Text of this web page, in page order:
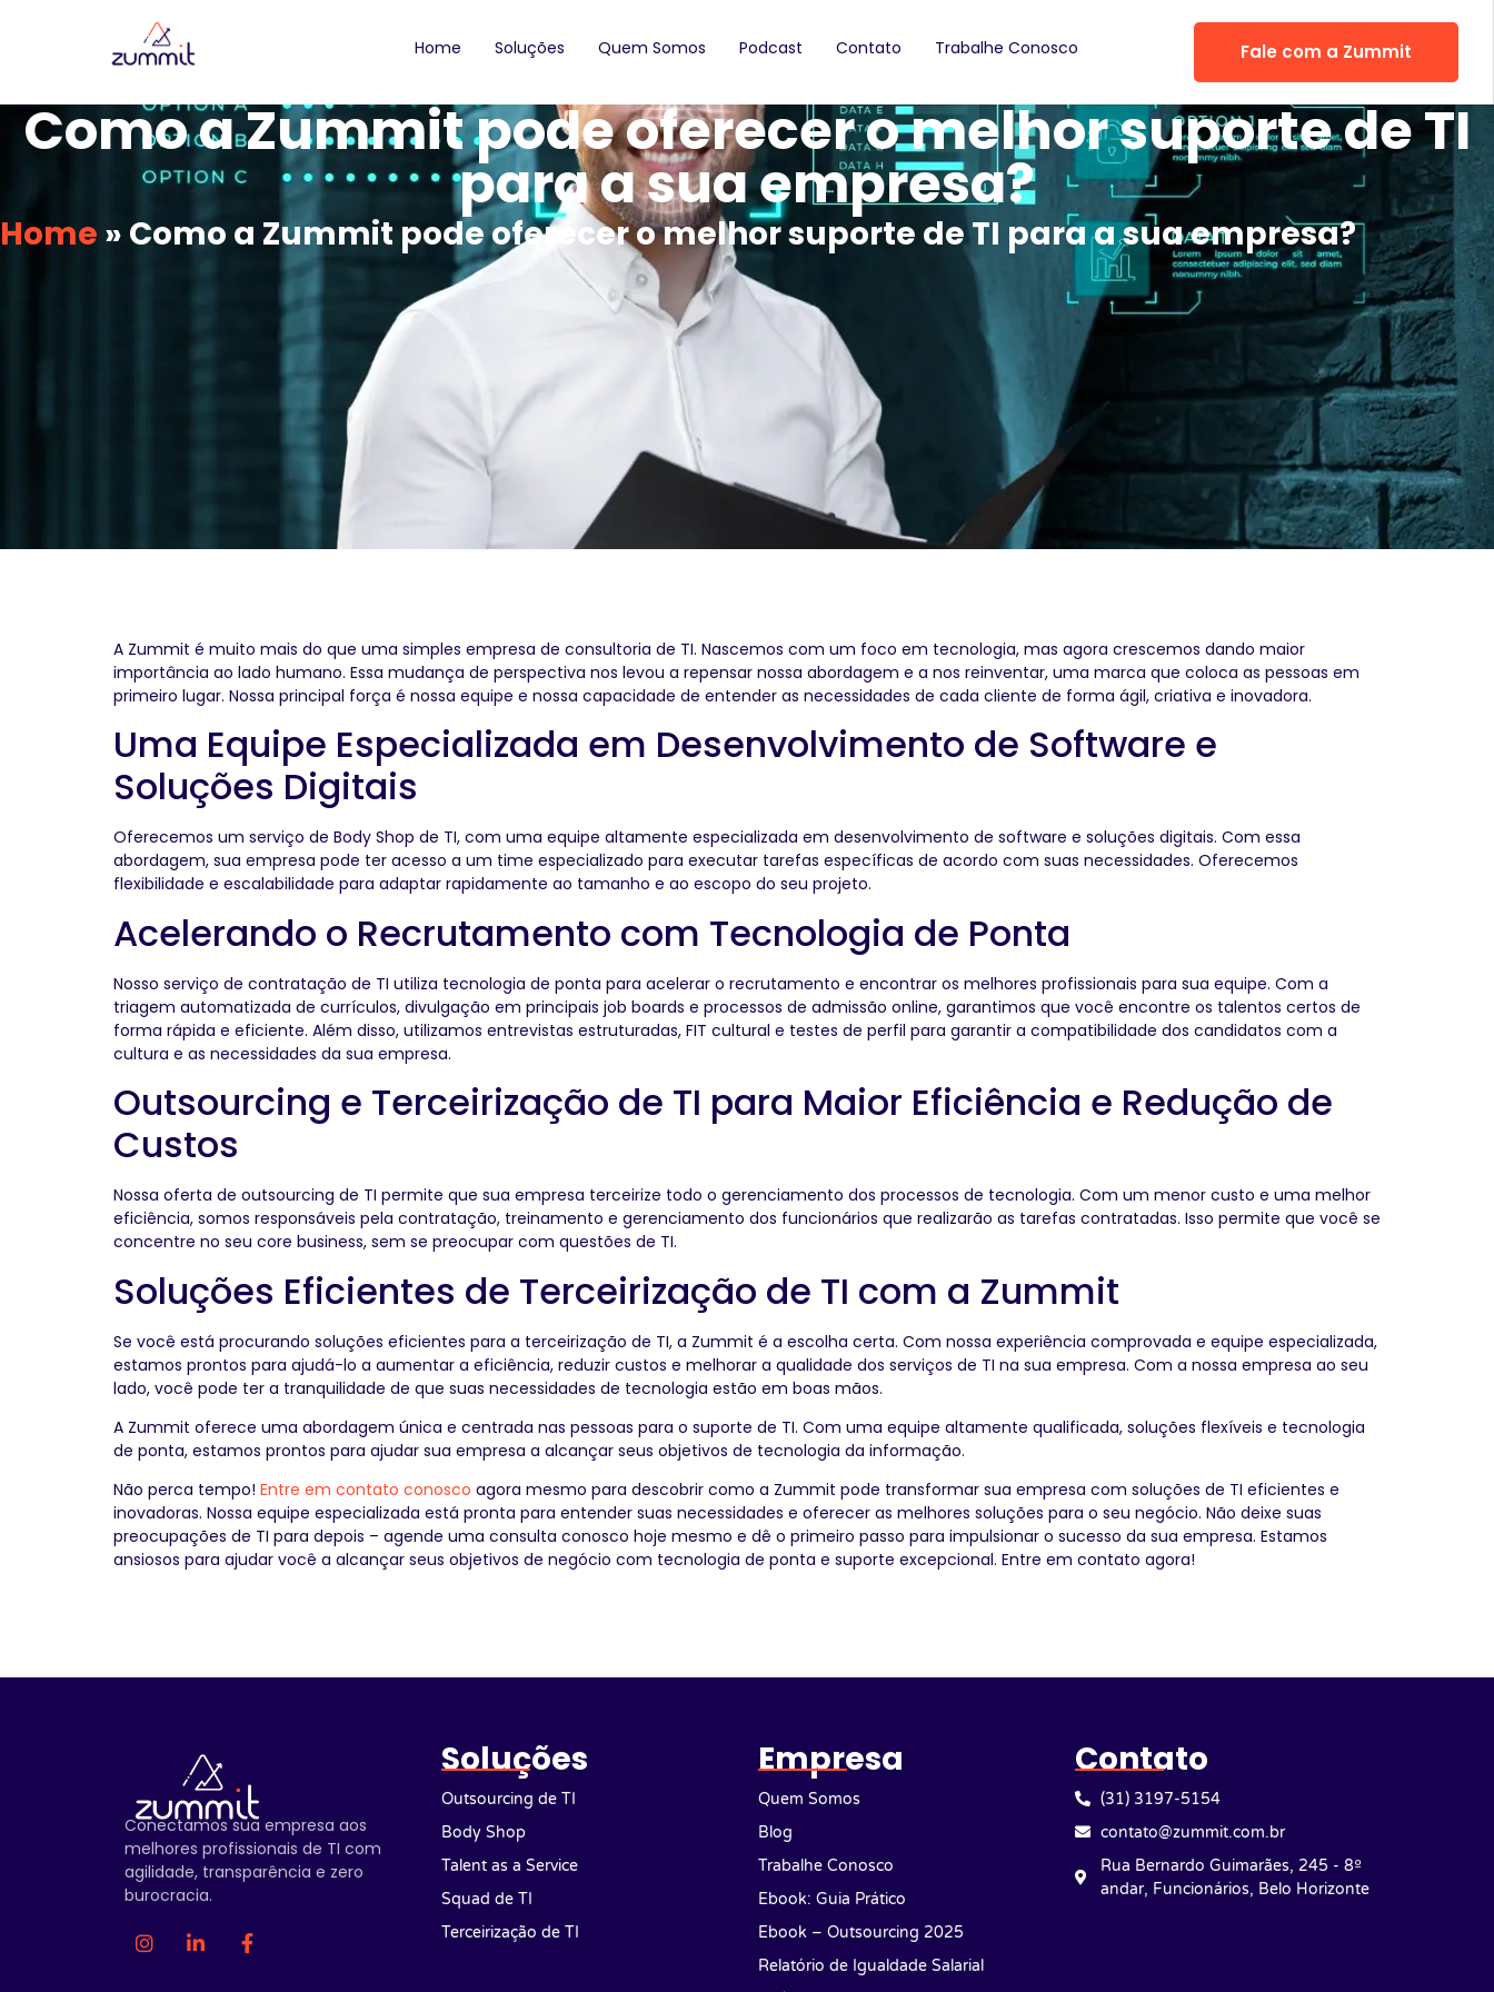
Home Soluções Quem Somos Podcast Contato Trabalhe Conosco Fale com a Zummit
Como a Zummit pode oferecer o melhor suporte de TI
para a sua empresa?
Home » Como a Zummit pode oferecer o melhor suporte de TI para a sua empresa?
A Zummit é muito mais do que uma simples empresa de consultoria de TI. Nascemos com um foco em tecnologia, mas agora crescemos dando maior
importância ao lado humano. Essa mudança de perspectiva nos levou a repensar nossa abordagem e a nos reinventar, uma marca que coloca as pessoas em
primeiro lugar. Nossa principal força é nossa equipe e nossa capacidade de entender as necessidades de cada cliente de forma ágil, criativa e inovadora.
Uma Equipe Especializada em Desenvolvimento de Software e
Soluções Digitais
Oferecemos um serviço de Body Shop de TI, com uma equipe altamente especializada em desenvolvimento de software e soluções digitais. Com essa
abordagem, sua empresa pode ter acesso a um time especializado para executar tarefas específicas de acordo com suas necessidades. Oferecemos
flexibilidade e escalabilidade para adaptar rapidamente ao tamanho e ao escopo do seu projeto.
Acelerando o Recrutamento com Tecnologia de Ponta
Nosso serviço de contratação de TI utiliza tecnologia de ponta para acelerar o recrutamento e encontrar os melhores profissionais para sua equipe. Com a
triagem automatizada de currículos, divulgação em principais job boards e processos de admissão online, garantimos que você encontre os talentos certos de
forma rápida e eficiente. Além disso, utilizamos entrevistas estruturadas, FIT cultural e testes de perfil para garantir a compatibilidade dos candidatos com a
cultura e as necessidades da sua empresa.
Outsourcing e Terceirização de TI para Maior Eficiência e Redução de
Custos
Nossa oferta de outsourcing de TI permite que sua empresa terceirize todo o gerenciamento dos processos de tecnologia. Com um menor custo e uma melhor
eficiência, somos responsáveis pela contratação, treinamento e gerenciamento dos funcionários que realizarão as tarefas contratadas. Isso permite que você se
concentre no seu core business, sem se preocupar com questões de TI.
Soluções Eficientes de Terceirização de TI com a Zummit
Se você está procurando soluções eficientes para a terceirização de TI, a Zummit é a escolha certa. Com nossa experiência comprovada e equipe especializada,
estamos prontos para ajudá-lo a aumentar a eficiência, reduzir custos e melhorar a qualidade dos serviços de TI na sua empresa. Com a nossa empresa ao seu
lado, você pode ter a tranquilidade de que suas necessidades de tecnologia estão em boas mãos.
A Zummit oferece uma abordagem única e centrada nas pessoas para o suporte de TI. Com uma equipe altamente qualificada, soluções flexíveis e tecnologia
de ponta, estamos prontos para ajudar sua empresa a alcançar seus objetivos de tecnologia da informação.
Não perca tempo! Entre em contato conosco agora mesmo para descobrir como a Zummit pode transformar sua empresa com soluções de TI eficientes e
inovadoras. Nossa equipe especializada está pronta para entender suas necessidades e oferecer as melhores soluções para o seu negócio. Não deixe suas
preocupações de TI para depois – agende uma consulta conosco hoje mesmo e dê o primeiro passo para impulsionar o sucesso da sua empresa. Estamos
ansiosos para ajudar você a alcançar seus objetivos de negócio com tecnologia de ponta e suporte excepcional. Entre em contato agora!
Conectamos sua empresa aos
melhores profissionais de TI com
agilidade, transparência e zero
burocracia.
Soluções
Outsourcing de TI
Body Shop
Talent as a Service
Squad de TI
Terceirização de TI
Empresa
Quem Somos
Blog
Trabalhe Conosco
Ebook: Guia Prático
Ebook – Outsourcing 2025
Relatório de Igualdade Salarial
Contato
(31) 3197-5154
contato@zummit.com.br
Rua Bernardo Guimarães, 245 - 8º
andar, Funcionários, Belo Horizonte